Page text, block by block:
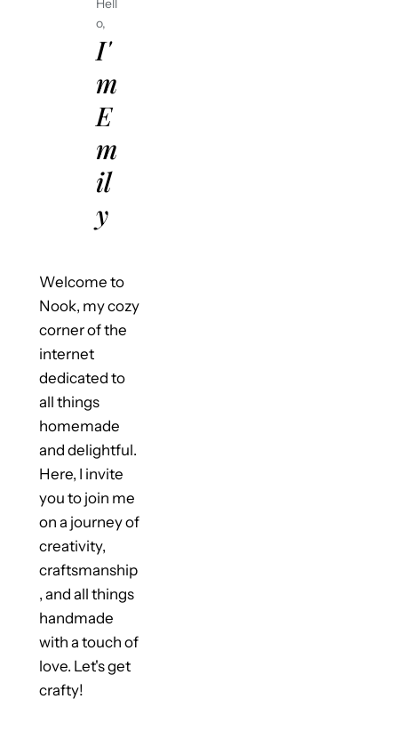
Hell
o,
I'
m
E
m
il
y
Welcome to
Nook, my cozy
corner of the
internet
dedicated to
all things
homemade
and delightful.
Here, I invite
you to join me
on a journey of
creativity,
craftsmanship
, and all things
handmade
with a touch of
love. Let's get
crafty!